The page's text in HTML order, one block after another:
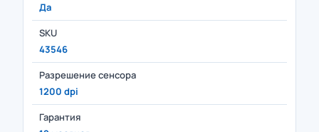
Да
SKU
43546
Разрешение сенсора
1200 dpi
Гарантия